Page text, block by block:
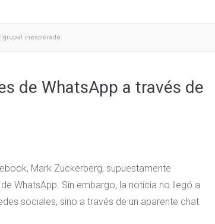
grupal inesperado
de WhatsApp a través de
Mark Zuckerberg, supuestamente
WhatsApp. Sin embargo, la noticia no llegó a
sociales, sino a través de un aparente chat